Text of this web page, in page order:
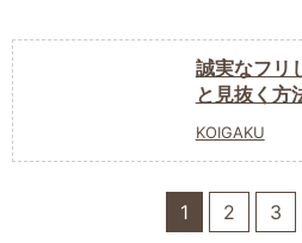
誠実なフリ
と見抜く方
KOIGAKU
1 2 3